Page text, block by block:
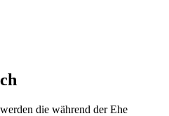
die während der Ehe